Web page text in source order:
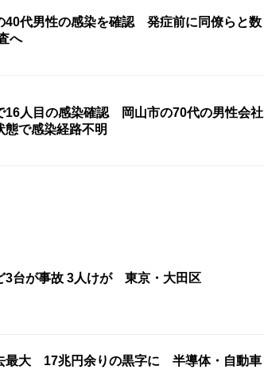
40代男性の感染を確認 発症前に同僚らと数
へ
16人目の感染確認 岡山市の70代の男性会社
で感染経路不明
3台が事故 3人けが 東京・大田区
最大 17兆円余りの黒字に 半導体・自動車